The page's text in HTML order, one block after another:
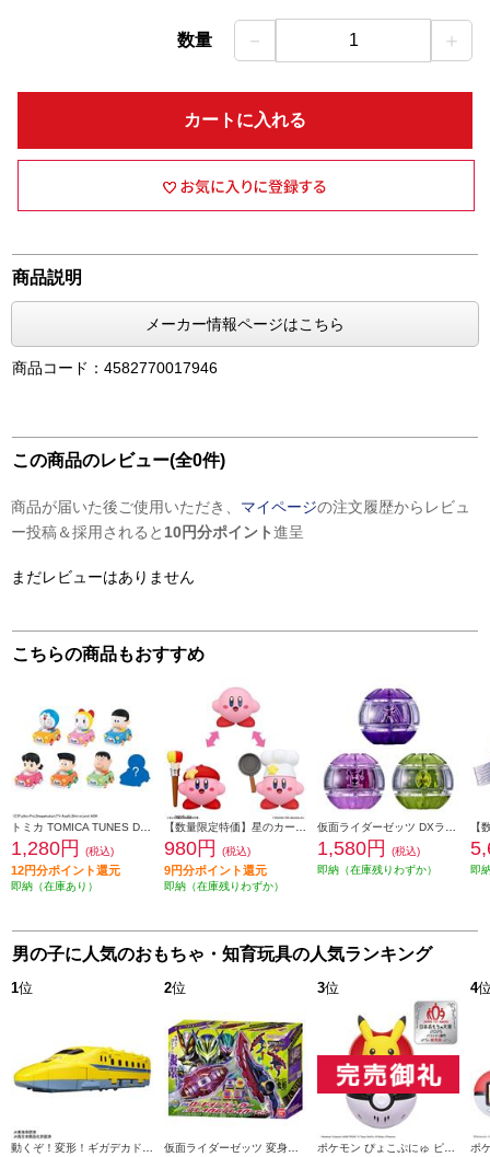
数量 － 1 ＋
カートに入れる
商品説明
メーカー情報ページはこちら
商品コード：4582770017946
この商品のレビュー(全0件)
商品が届いた後ご使用いただき、 マイページの注文履歴からレビュ
ー投稿＆採用されると 10円分ポイント進呈
まだレビューはありません
こちらの商品もおすすめ
1,280円 (税込)
12円分ポイント還元
即納（在庫あり）
980円 (税込)
9円分ポイント還元
即納（在庫残りわずか）
1,580円
(税込)
即納（在庫残りわずか）
即
男の子に人気のおもちゃ・知育玩具の人気ランキング
1位 2位 3位 4